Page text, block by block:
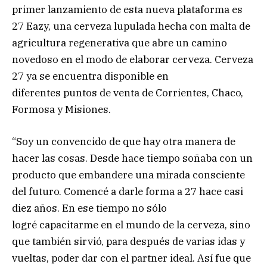
primer lanzamiento de esta nueva plataforma es
27 Eazy, una cerveza lupulada hecha con malta de
agricultura regenerativa que abre un camino
novedoso en el modo de elaborar cerveza. Cerveza
27 ya se encuentra disponible en
diferentes puntos de venta de Corrientes, Chaco,
Formosa y Misiones.
“Soy un convencido de que hay otra manera de
hacer las cosas. Desde hace tiempo soñaba con un
producto que embandere una mirada consciente
del futuro. Comencé a darle forma a 27 hace casi
diez años. En ese tiempo no sólo
logré capacitarme en el mundo de la cerveza, sino
que también sirvió, para después de varias idas y
vueltas, poder dar con el partner ideal. Así fue que